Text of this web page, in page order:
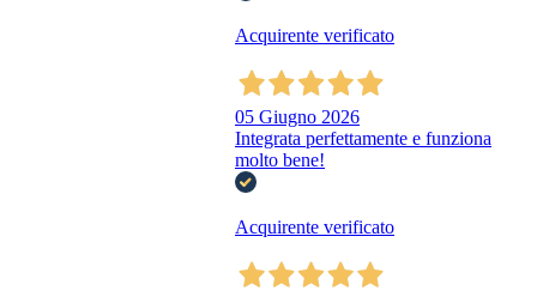
Acquirente verificato
05 Giugno 2026
Integrata perfettamente e funziona
molto bene!
Acquirente verificato